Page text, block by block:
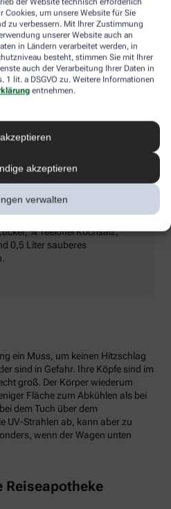
Cookies, um unsere Website für Sie
zu verbessern. Mit Ihrer Zustimmung
unserer Website auch an
in Ländern verarbeitet werden, in
besteht, stimmen Sie mit Ihrer
auch der Verarbeitung Ihrer Daten in
1 lit. a DSGVO zu. Weitere Informationen
entnehmen.
akzeptieren
verwalten
kaltes Mineralwasser zu
sind tabu – sie können den
(Mineralstoffe) aus dem
es dann, seinen
Eine entsprechende
man in Apotheken kaufen,
¾ Teelöffel Kochsalz,
0,5 Liter sauberes
ein Muss, um keinen Hitzschlag
sind in Gefahr. Ihre Köpfe sind im
groß. Der Körper wiederum
Fläche zum Abkühlen als bei
dem Tuch über dem
UV-Strahlen ab, kann aber zu
wenn der Wagen unten
Reiseapotheke